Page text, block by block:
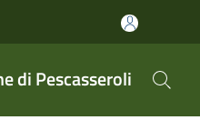
di Pescasseroli